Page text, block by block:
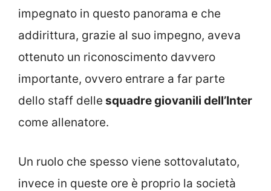
impegnato in questo panorama e che
addirittura, grazie al suo impegno, aveva
ottenuto un riconoscimento davvero
importante, ovvero entrare a far parte
dello staff delle squadre giovanili dell’Inter
come allenatore.
Un ruolo che spesso viene sottovalutato,
invece in queste ore è proprio la società